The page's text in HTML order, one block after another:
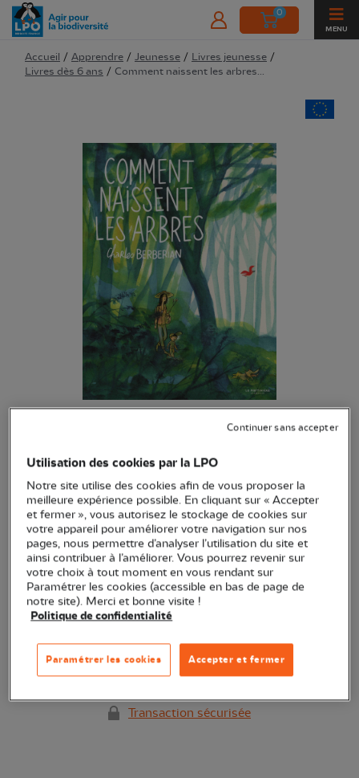
0
MENU
Accueil / Apprendre / Jeunesse / Livres jeunesse /
Livres dès 6 ans / Comment naissent les arbres...
Comment naissent les arbres...
16,00 € EXCLU WEB
Partez à la découverte des arbres en suivant un jeune
garçon et sa maman.Voir plus
Quantité
Dernières pièces en stock !
Ajouter au panier
Transaction sécurisée
Utilisation des cookies par la LPO
Notre site utilise des cookies afin de vous proposer la
meilleure expérience possible. En cliquant sur « Accepter
et fermer », vous autorisez le stockage de cookies sur
votre appareil pour améliorer votre navigation sur nos
pages, nous permettre d’analyser l’utilisation du site et
ainsi contribuer à l’améliorer. Vous pourrez revenir sur
votre choix à tout moment en vous rendant sur
Paramétrer les cookies (accessible en bas de page de
notre site). Merci et bonne visite !
Politique de confidentialité
Accepter et fermer
Paramétrer les cookies
Continuer sans accepter